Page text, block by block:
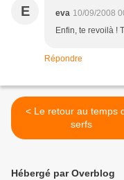
E eva 10/09/2008
Enfin, te revoilà !
Répondre
< Le retour au temps des
serfs
Hébergé par Overblog